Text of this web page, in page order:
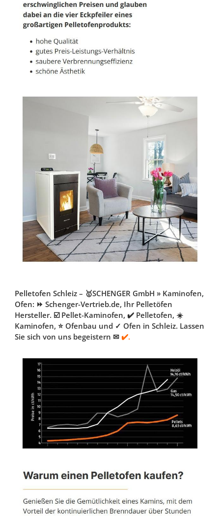
Pelletofen Schleiz – 🥇SCHENGER GmbH » Kaminofen,
Ofen: ⏩ Schenger-Vertrieb.de, Ihr Pelletöfen
Hersteller. ☑️ Pellet-Kaminofen, ✔️ Pelletofen, ☀️
Kaminofen, ⭐ Ofenbau und ✓ Ofen in Schleiz. Lassen
Sie sich von uns begeistern ✉ ✔️.